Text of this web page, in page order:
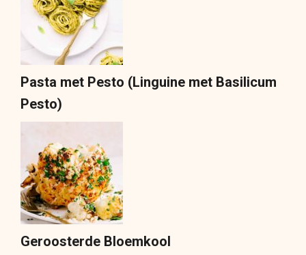
Pasta met Pesto (Linguine met Basilicum
Pesto)
Geroosterde Bloemkool